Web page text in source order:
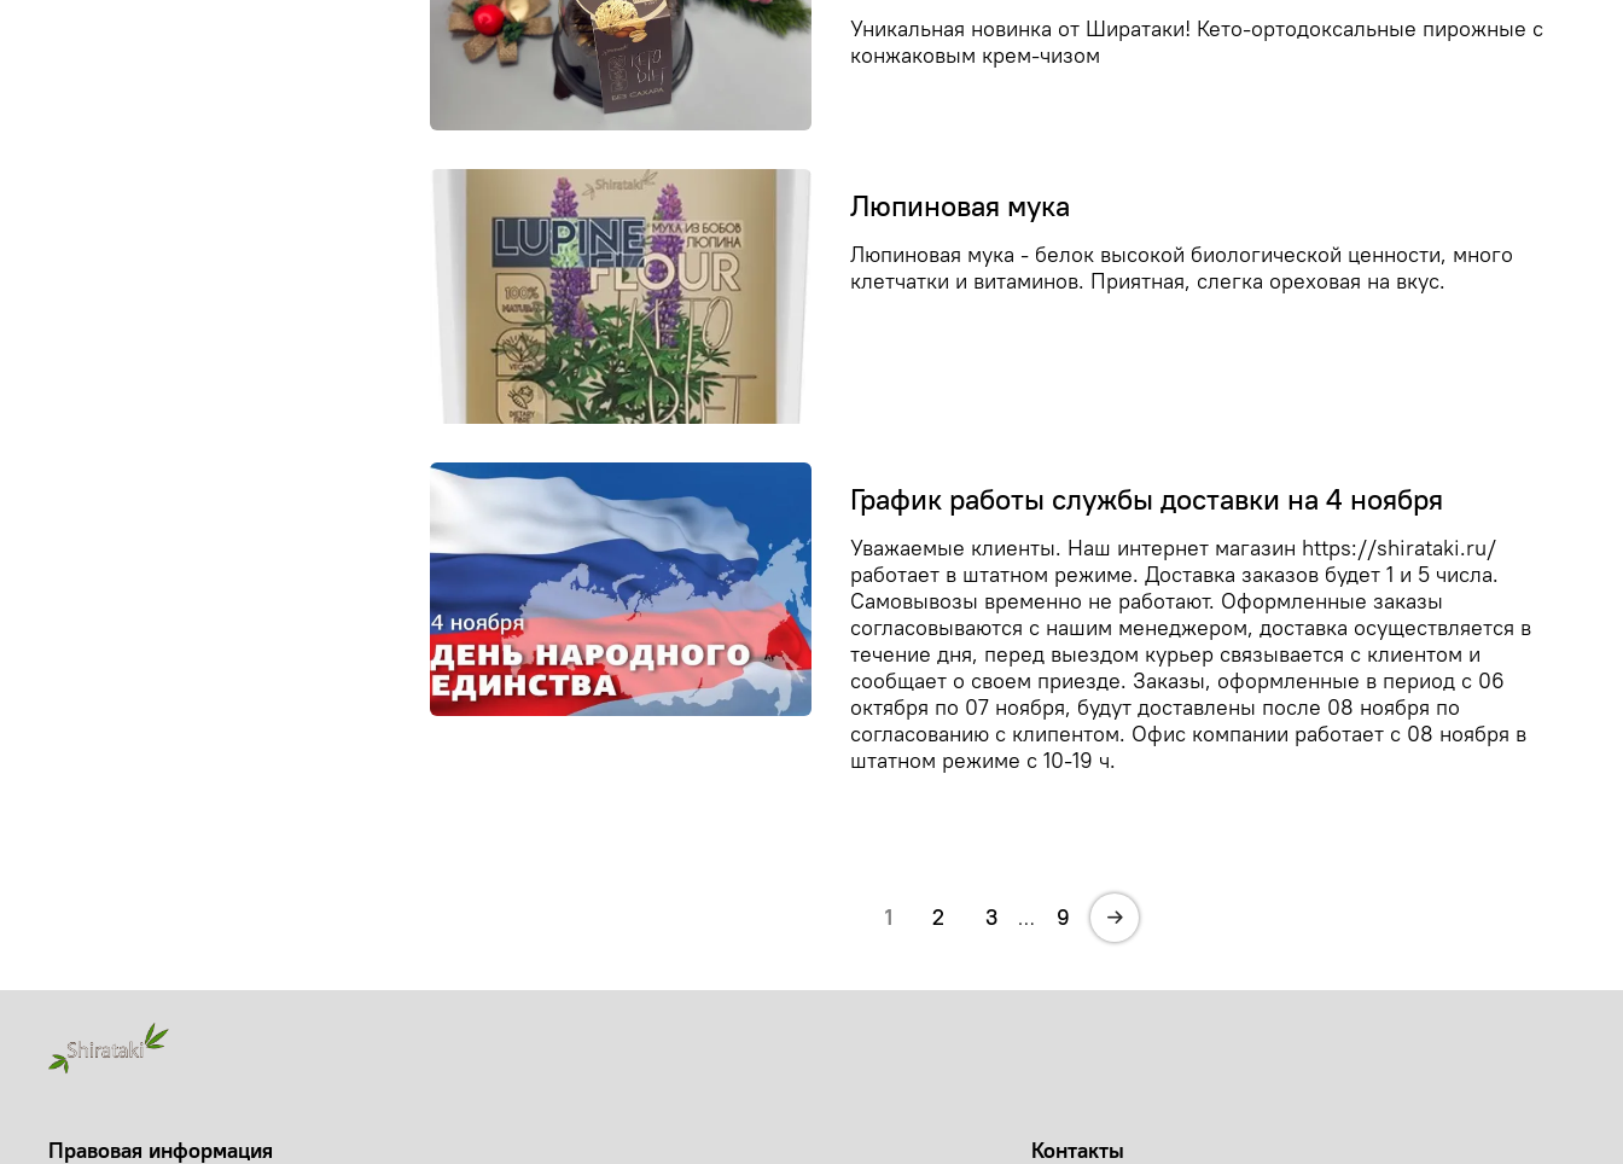
Уникальная новинка от Ширатаки! Кето-ортодоксальные пирожные с
конжаковым крем-чизом
Люпиновая мука
Люпиновая мука - белок высокой биологической ценности, много
клетчатки и витаминов. Приятная, слегка ореховая на вкус.
График работы службы доставки на 4 ноября
Уважаемые клиенты. Наш интернет магазин https://shirataki.ru/
работает в штатном режиме. Доставка заказов будет 1 и 5 числа.
Самовывозы временно не работают. Оформленные заказы
согласовываются с нашим менеджером, доставка осуществляется в
течение дня, перед выездом курьер связывается с клиентом и
сообщает о своем приезде. Заказы, оформленные в период с 06
октября по 07 ноября, будут доставлены после 08 ноября по
согласованию с клипентом. Офис компании работает с 08 ноября в
штатном режиме с 10-19 ч.
1 2 3 … 9
Правовая информация Контакты